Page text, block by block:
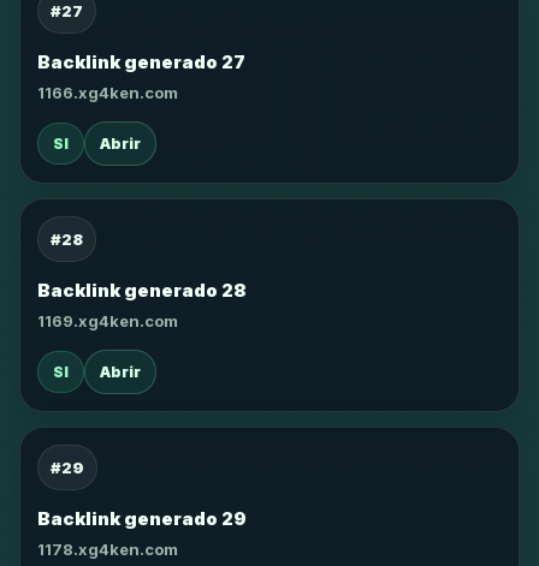
#27
Backlink generado 27
1166.xg4ken.com
SI Abrir
#28
Backlink generado 28
1169.xg4ken.com
SI Abrir
#29
Backlink generado 29
1178.xg4ken.com